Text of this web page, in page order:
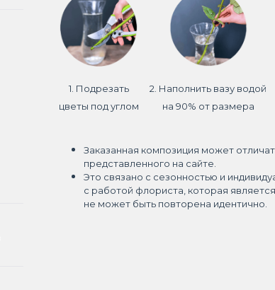
1. Подрезать
цветы под углом
2. Наполнить вазу водой
на 90% от размера
Заказанная композиция может
представленного на сайте.
Это связано с сезонностью и
с работой флориста, которая
не может быть повторена идентично.